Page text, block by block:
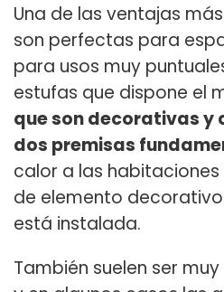
Una de las ventajas
son perfectas para
para usos muy
estufas que dispone el
que son decorativas y
dos premisas
calor a las
de elemento
está instalada.
También suelen ser